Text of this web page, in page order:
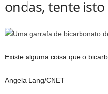
ondas, tente isto
Existe alguma coisa que o
Angela Lang/CNET